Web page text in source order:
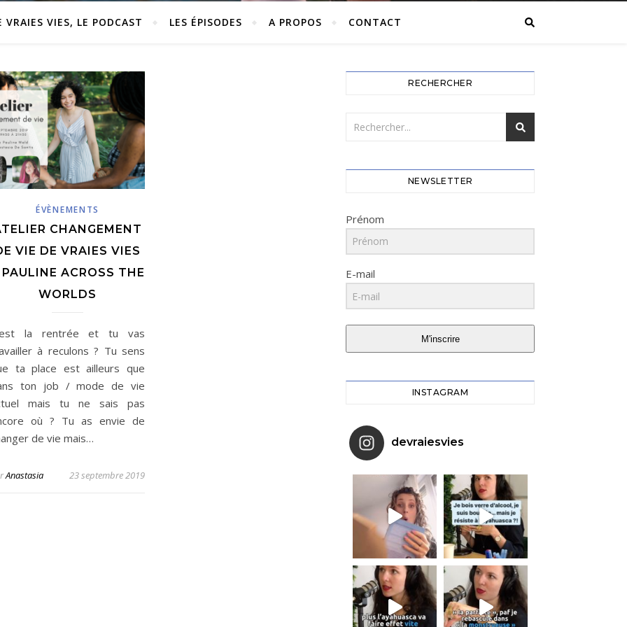
VRAIES VIES, LE PODCAST LES ÉPISODES A PROPOS CONTACT
ÉVÈNEMENTS
CHANGEMENT
VIE DE VRAIES VIES
PAULINE ACROSS THE
WORLDS
la rentrée et tu vas
à reculons ? Tu sens
ta place est ailleurs que
ton job / mode de vie
mais tu ne sais pas
où ? Tu as envie de
de vie mais…
Anastasia 23 septembre 2019
RECHERCHER
NEWSLETTER
Prénom
E-mail
M'inscrire
INSTAGRAM
devraiesvies